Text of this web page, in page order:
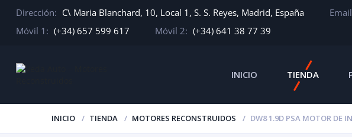
Dirección: C\ Maria Blanchard, 10, Local 1, S. S. Reyes, Madrid, España
Móvil 1: (+34) 657 599 617 Móvil 2: (+34) 641 38 77 39
INICIO TIENDA
INICIO TIENDA MOTORES RECONSTRUIDOS DW8 1.9D PSA MOTOR DE